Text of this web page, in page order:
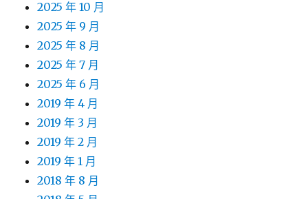
2025 年 10 月
2025 年 9 月
2025 年 8 月
2025 年 7 月
2025 年 6 月
2019 年 4 月
2019 年 3 月
2019 年 2 月
2019 年 1 月
2018 年 8 月